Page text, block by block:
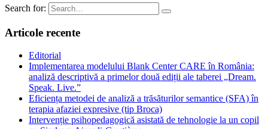
Search for:
Articole recente
Editorial
Implementarea modelului Blank Center CARE în România:
analiză descriptivă a primelor două ediții ale taberei „Dream.
Speak. Live.”
Eficiența metodei de analiză a trăsăturilor semantice (SFA) în
terapia afaziei expresive (tip Broca)
Intervenție psihopedagogică asistată de tehnologie la un copil